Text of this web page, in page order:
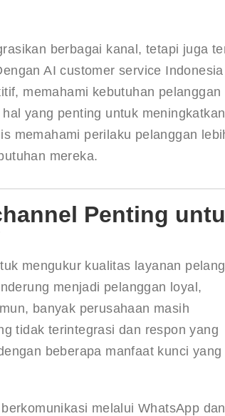
berbagai kanal, tetapi juga
AI customer service
memahami kebutuhan pelanggan
yang penting untuk
memahami perilaku pelanggan
mereka.
Penting
mengukur kualitas layanan
menjadi pelanggan loyal,
banyak perusahaan masih
tidak terintegrasi dan respon yang
beberapa manfaat kunci yang
melalui WhatsApp